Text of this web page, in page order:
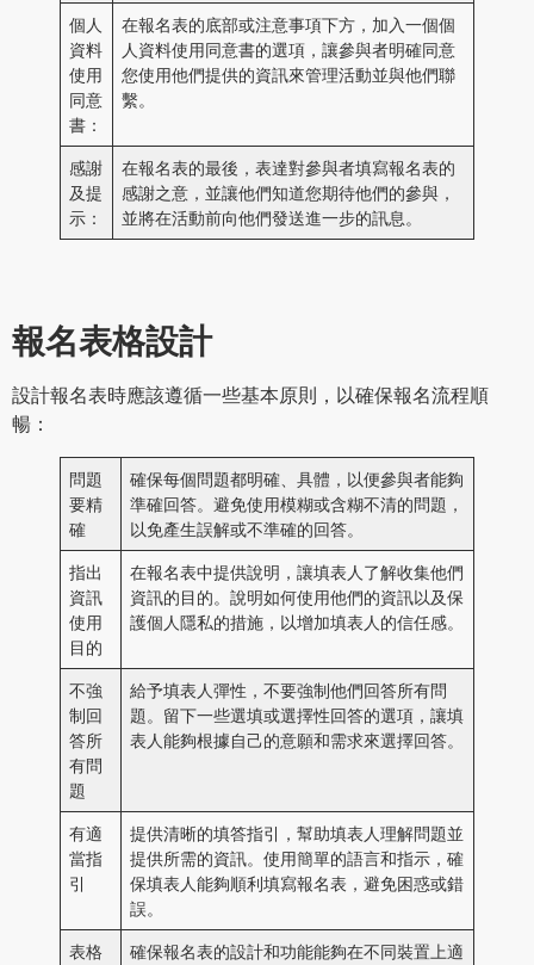
個人
資料
使用
同意
書：
在報名表的底部或注意事項下方，加入一個個
人資料使用同意書的選項，讓參與者明確同意
您使用他們提供的資訊來管理活動並與他們聯
繫。
感謝
及提
示：
在報名表的最後，表達對參與者填寫報名表的
感謝之意，並讓他們知道您期待他們的參與，
並將在活動前向他們發送進一步的訊息。
報名表格設計
設計報名表時應該遵循一些基本原則，以確保報名流程順
暢：
問題
要精
確
確保每個問題都明確、具體，以便參與者能夠
準確回答。避免使用模糊或含糊不清的問題，
以免產生誤解或不準確的回答。
指出
資訊
使用
目的
在報名表中提供說明，讓填表人了解收集他們
資訊的目的。說明如何使用他們的資訊以及保
護個人隱私的措施，以增加填表人的信任感。
不強
制回
答所
有問
題
給予填表人彈性，不要強制他們回答所有問
題。留下一些選填或選擇性回答的選項，讓填
表人能夠根據自己的意願和需求來選擇回答。
有適
當指
引
提供清晰的填答指引，幫助填表人理解問題並
提供所需的資訊。使用簡單的語言和指示，確
保填表人能夠順利填寫報名表，避免困惑或錯
誤。
表格 確保報名表的設計和功能能夠在不同裝置上適